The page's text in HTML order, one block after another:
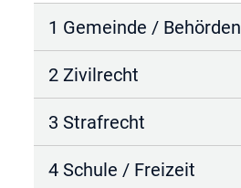
(ausgewählt)
1 Gemeinde / Behörden
2 Zivilrecht
3 Strafrecht
4 Schule / Freizeit